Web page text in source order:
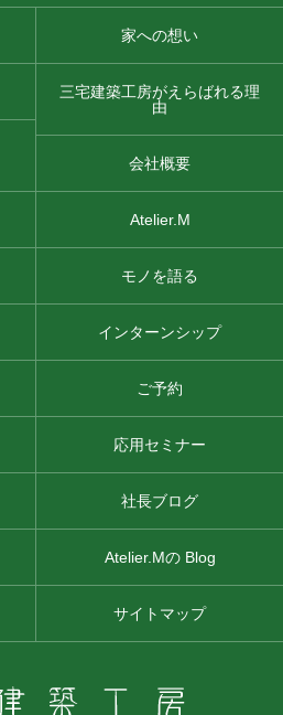
家への想い
三宅建築工房がえらばれる理
由
会社概要
Atelier.M
モノを語る
インターンシップ
ご予約
応用セミナー
社長ブログ
Atelier.Mの Blog
サイトマップ